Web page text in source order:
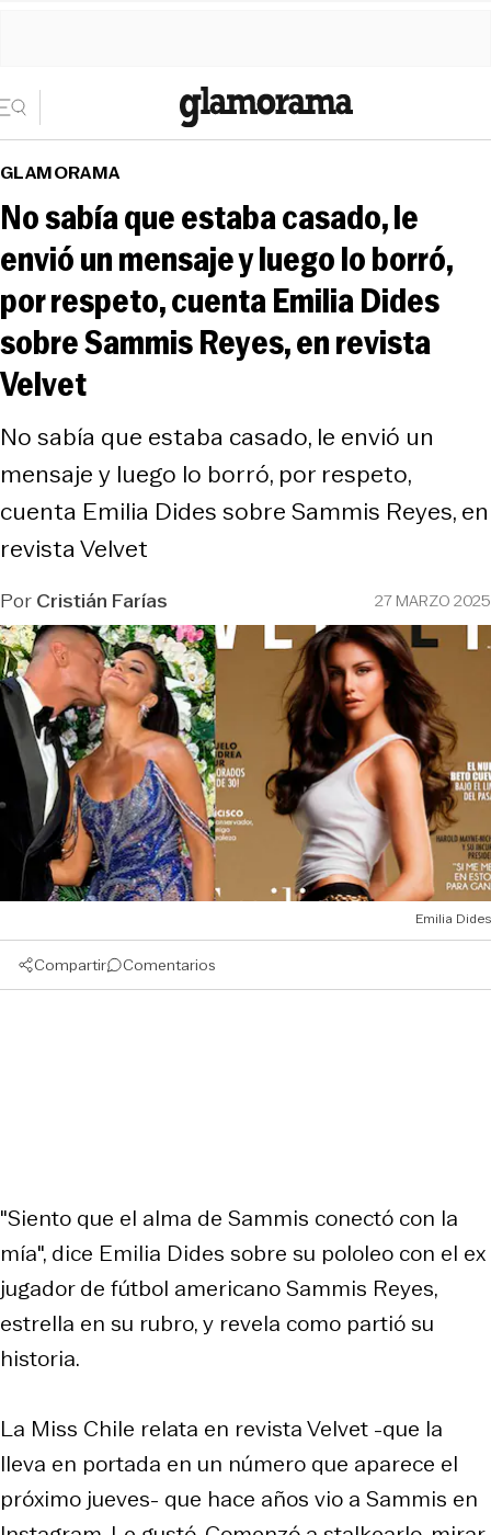
GLAMORAMA
No sabía que estaba casado, le
envió un mensaje y luego lo borró,
por respeto, cuenta Emilia Dides
sobre Sammis Reyes, en revista
Velvet
No sabía que estaba casado, le envió un
mensaje y luego lo borró, por respeto,
cuenta Emilia Dides sobre Sammis Reyes, en
revista Velvet
PorCristián Farías 27 MARZO 2025
Emilia Dides
Compartir Comentarios
"Siento que el alma de Sammis conectó con la
mía", dice Emilia Dides sobre su pololeo con el ex
jugador de fútbol americano Sammis Reyes,
estrella en su rubro, y revela como partió su
historia.
La Miss Chile relata en revista Velvet -que la
lleva en portada en un número que aparece el
próximo jueves- que hace años vio a Sammis en